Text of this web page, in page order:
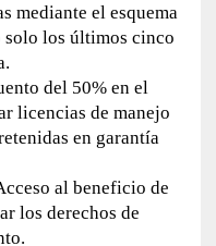
mediante el esquema
los últimos cinco
del 50% en el
licencias de manejo
en garantía
al beneficio de
los derechos de